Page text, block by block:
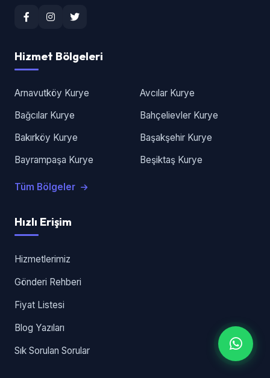
Hizmet Bölgeleri
Arnavutköy Kurye
Avcılar Kurye
Bağcılar Kurye
Bahçelievler Kurye
Bakırköy Kurye
Başakşehir Kurye
Bayrampaşa Kurye
Beşiktaş Kurye
Tüm Bölgeler
Hızlı Erişim
Hizmetlerimiz
Gönderi Rehberi
Fiyat Listesi
Blog Yazıları
Sık Sorulan Sorular